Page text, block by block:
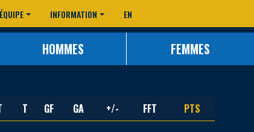
INFORMATION EN
HOMMES FEMMES
T GF GA +/- FFT PTS